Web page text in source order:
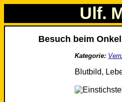
Ulf.
Besuch beim
Kategorie:
Blutbild,